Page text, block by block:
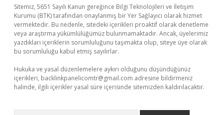
Sitemiz, 5651 Sayılı Kanun gereğince Bilgi Teknolojileri ve İletişim
Kurumu (BTK) tarafından onaylanmış bir Yer Sağlayıcı olarak hizmet
vermektedir. Bu nedenle, sitedeki içerikleri proaktif olarak denetleme
veya araştırma yükümlülüğümüz bulunmamaktadır. Ancak, üyelerimiz
yazdıkları içeriklerin sorumluluğunu taşımakta olup, siteye üye olarak
bu sorumluluğu kabul etmiş sayılırlar.
Hukuka ve yasal düzenlemelere aykırı olduğunu düşündüğünüz
içerikleri, backlinkpanelicomtr@gmail.com adresine bildirmeniz
halinde, ilgili içerikler yasal süre içerisinde sitemizden kaldırılacaktır.